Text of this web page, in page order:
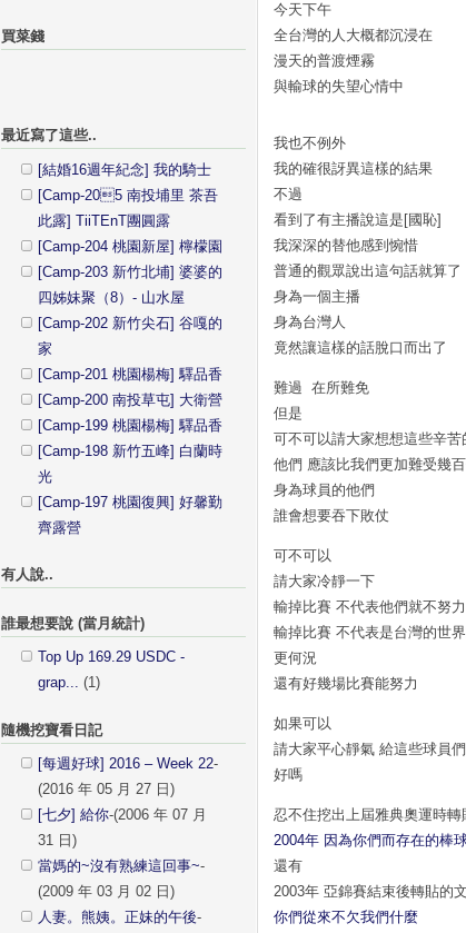
今天下午
全台灣的人大概都沉浸在
漫天的普渡煙霧
與輸球的失望心情中
我也不例外
我的確很訝異這樣的結果
不過
看到了有主播說這是[國恥]
我深深的替他感到惋惜
普通的觀眾說出這句話就算了
身為一個主播
身為台灣人
竟然讓這樣的話脫口而出了
難過 在所難免
但是
可不可以請大家想想這些辛
他們 應該比我們更加難受幾
身為球員的他們
誰會想要吞下敗仗
可不可以
請大家冷靜一下
輸掉比賽 不代表他們就不努力
輸掉比賽 不代表是台灣的世界
更何況
還有好幾場比賽能努力
如果可以
請大家平心靜氣 給這些球員
好嗎
忍不住挖出上屆雅典奧運時轉
2004年 因為你們而存在的棒
還有
2003年 亞錦賽結束後轉貼的
你們從來不欠我們什麼
買菜錢
最近寫了這些..
[結婚16週年紀念] 我的騎士
[Camp-205 南投埔里 茶吾
此露] TiiTEnT團圓露
[Camp-204 桃園新屋] 檸檬園
[Camp-203 新竹北埔] 婆婆的
四姊妹聚（8）- 山水屋
[Camp-202 新竹尖石] 谷嘎的
家
[Camp-201 桃園楊梅] 驛品香
[Camp-200 南投草屯] 大衛營
[Camp-199 桃園楊梅] 驛品香
[Camp-198 新竹五峰] 白蘭時
光
[Camp-197 桃園復興] 好馨勤
齊露營
有人說..
誰最想要說 (當月統計)
Top Up 169.29 USDC -
grap... (1)
隨機挖寶看日記
[每週好球] 2016 – Week 22-
(2016 年 05 月 27 日)
[七夕] 給你-(2006 年 07 月
31 日)
當媽的~沒有熟練這回事~-
(2009 年 03 月 02 日)
人妻。熊姨。正妹的午後-